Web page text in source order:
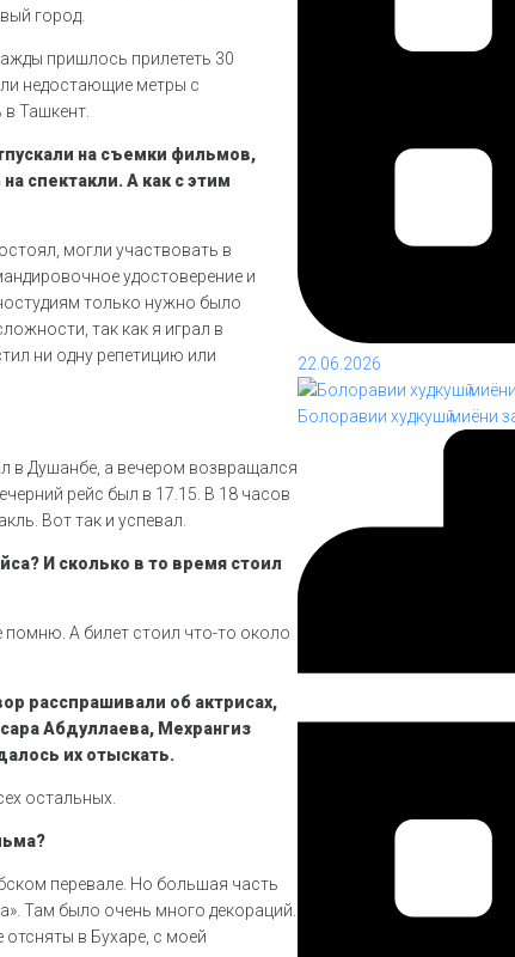
город.
пришлось прилететь 30
недостающие метры с
Ташкент.
на съемки фильмов,
спектакли. А как с этим
могли участвовать в
удостоверение и
только нужно было
так как я играл в
ни одну репетицию или
в Душанбе, а вечером возвращался
рейс был в 17.15. В 18 часов
Вот так и успевал.
И сколько в то время стоил
помню. А билет стоил что-то около
расспрашивали об актрисах,
Абдуллаева, Мехрангиз
их отыскать.
остальных.
перевале. Но большая часть
Там было очень много декораций.
в Бухаре, с моей
22.06.2026
Болоравии худкушӣ миёни